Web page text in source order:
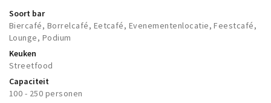
Soort bar
Biercafé, Borrelcafé, Eetcafé, Evenementenlocatie, Feestcafé,
Lounge, Podium
Keuken
Streetfood
Capaciteit
100 - 250 personen